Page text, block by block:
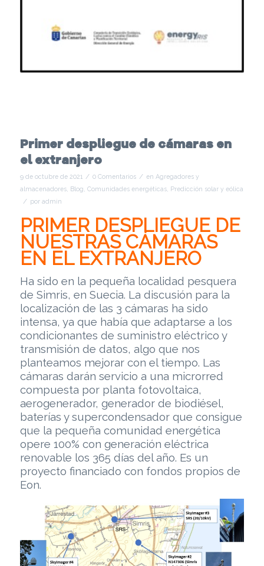
Primer despliegue de cámaras en
el extranjero
9 de octubre de 2021 / 0 Comentarios / en Agregadores y
almacenadores, Blog Comunidades energéticas, Predicción solar y eólica
/ por admin
PRIMER DESPLIEGUE DE
NUESTRAS CÁMARAS
EN EL EXTRANJERO
Ha sido en la pequeña localidad pesquera
de Simris, en Suecia. La discusión para la
localización de las 3 cámaras ha sido
intensa, ya que había que adaptarse a los
condicionantes de suministro eléctrico y
transmisión de datos, algo que nos
planteamos mejorar con el tiempo. Las
cámaras darán servicio a una microrred
compuesta por planta fotovoltaica,
aerogenerador, generador de biodiésel,
baterías y supercondensador que consigue
que la pequeña comunidad energética
opere 100% con generación eléctrica
renovable los 365 días del año. Es un
proyecto financiado con fondos propios de
Eon.